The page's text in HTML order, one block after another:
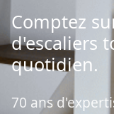
Comptez
d'escaliers
quotidien.
70 ans